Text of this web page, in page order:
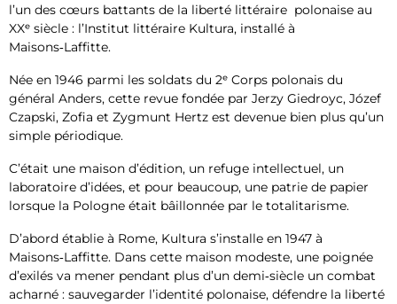
l’un des cœurs battants de la liberté littéraire polonaise au
XXᵉ siècle : l’Institut littéraire Kultura, installé à
Maisons‑Laffitte.
Née en 1946 parmi les soldats du 2ᵉ Corps polonais du
général Anders, cette revue fondée par Jerzy Giedroyc, Józef
Czapski, Zofia et Zygmunt Hertz est devenue bien plus qu’un
simple périodique.
C’était une maison d’édition, un refuge intellectuel, un
laboratoire d’idées, et pour beaucoup, une patrie de papier
lorsque la Pologne était bâillonnée par le totalitarisme.
D’abord établie à Rome, Kultura s’installe en 1947 à
Maisons‑Laffitte. Dans cette maison modeste, une poignée
d’exilés va mener pendant plus d’un demi‑siècle un combat
acharné : sauvegarder l’identité polonaise, défendre la liberté